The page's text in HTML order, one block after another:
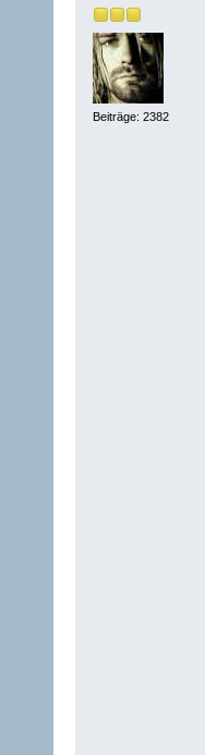
Beiträge: 2382